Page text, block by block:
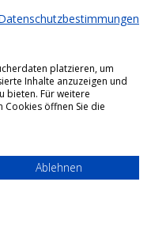
platzieren, um
Inhalte anzuzeigen und
bieten. Für weitere
öffnen Sie die
Ablehnen